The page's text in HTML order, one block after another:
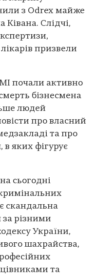
з Odrex майже
Ківана. Слідчі,
призвели
почали активно
бізнесмена
людей
про власний
та про
яких фігурує
сьогодні
скандальна
за різними
України,
шахрайства,
та